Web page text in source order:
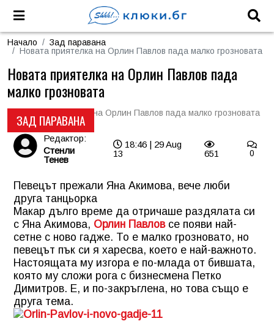
Начало
Зад паравана
Новата приятелка на Орлин Павлов пада малко грозновата
ЗАД ПАРАВАНА
Новата приятелка на Орлин Павлов пада
малко грозновата
Редактор:
Стенли
Тенев
18:46 | 29 Aug
13
651 0
Певецът прежали Яна Акимова, вече люби
друга танцьорка
Макар дълго време да отричаше раздялата си
с Яна Акимова, Орлин Павловсе появи най-
сетне с ново гадже. То е малко грозновато, но
певецът пък си я харесва, което е най-важното.
Настоящата му изгора е по-млада от бившата,
която му сложи рога с бизнесмена Петко
Димитров. Е, и по-закръглена, но това също е
друга тема.